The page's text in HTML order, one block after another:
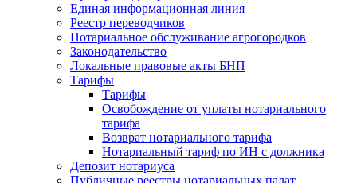
Единая информационная линия
Реестр переводчиков
Нотариальное обслуживание агрогородков
Законодательство
Локальные правовые акты БНП
Тарифы
Тарифы
Освобождение от уплаты нотариального
тарифа
Возврат нотариального тарифа
Нотариальный тариф по ИН с должника
Депозит нотариуса
Публичные реестры нотариальных палат